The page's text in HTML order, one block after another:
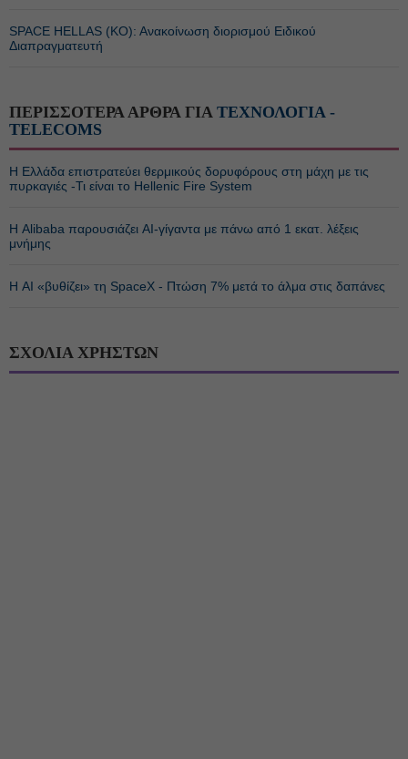
SPACE HELLAS (ΚΟ): Aνακοίνωση διορισμού Ειδικού
Διαπραγματευτή
ΠΕΡΙΣΣΟΤΕΡΑ ΑΡΘΡΑ ΓΙΑ ΤΕΧΝΟΛΟΓΙΑ -
TELECOMS
Η Ελλάδα επιστρατεύει θερμικούς δορυφόρους στη μάχη με τις
πυρκαγιές -Τι είναι το Hellenic Fire System
Η Alibaba παρουσιάζει AI-γίγαντα με πάνω από 1 εκατ. λέξεις
μνήμης
Η AI «βυθίζει» τη SpaceX - Πτώση 7% μετά το άλμα στις δαπάνες
ΣΧΟΛΙΑ ΧΡΗΣΤΩΝ